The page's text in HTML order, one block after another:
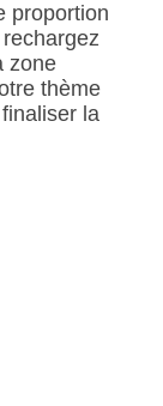
proportion
zone
thème
la